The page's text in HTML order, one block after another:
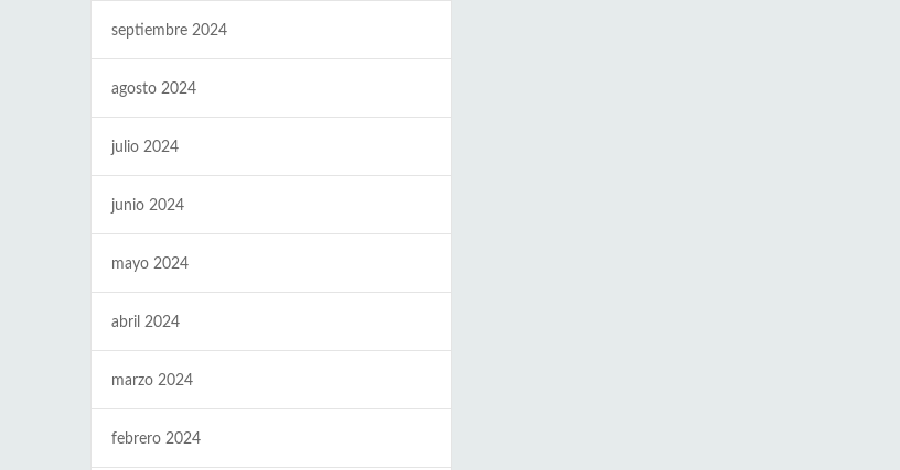
septiembre 2024
agosto 2024
julio 2024
junio 2024
mayo 2024
abril 2024
marzo 2024
febrero 2024